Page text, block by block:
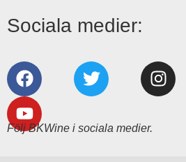
Sociala medier:
Följ BKWine i sociala medier.